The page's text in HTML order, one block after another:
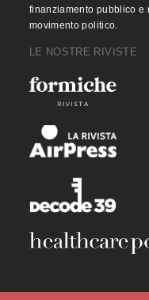
finanziamento pubblico e
movimento politico.
LE NOSTRE RIVISTE